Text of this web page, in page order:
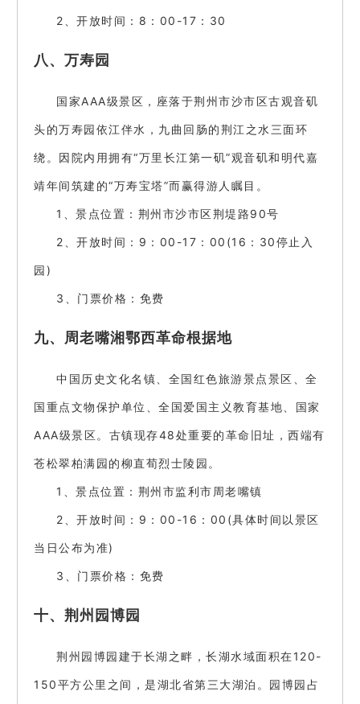
2、开放时间：8：00-17：30
八、万寿园
国家AAA级景区，座落于荆州市沙市区古观音矶
头的万寿园依江伴水，九曲回肠的荆江之水三面环
绕。因院内用拥有“万里长江第一矶”观音矶和明代嘉
靖年间筑建的“万寿宝塔”而赢得游人瞩目。
1、景点位置：荆州市沙市区荆堤路90号
2、开放时间：9：00-17：00(16：30停止入
园)
3、门票价格：免费
九、周老嘴湘鄂西革命根据地
中国历史文化名镇、全国红色旅游景点景区、全
国重点文物保护单位、全国爱国主义教育基地、国家
AAA级景区。古镇现存48处重要的革命旧址，西端有
苍松翠柏满园的柳直荀烈士陵园。
1、景点位置：荆州市监利市周老嘴镇
2、开放时间：9：00-16：00(具体时间以景区
当日公布为准)
3、门票价格：免费
十、荆州园博园
荆州园博园建于长湖之畔，长湖水域面积在120-
150平方公里之间，是湖北省第三大湖泊。园博园占